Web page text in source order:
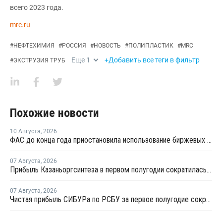
всего 2023 года.
mrc.ru
#НЕФТЕХИМИЯ #РОССИЯ #НОВОСТЬ #ПОЛИПЛАСТИК #MRC
#ЭКСТРУЗИЯ ТРУБ Еще 1 +Добавить все теги в фильтр
Похожие новости
10 Августа, 2026
ФАС до конца года приостановила использование биржевых индексов при госзакупках топлива
07 Августа, 2026
Прибыль Казаньоргсинтеза в первом полугодии сократилась более чем в 2 раза
07 Августа, 2026
Чистая прибыль СИБУРа по РСБУ за первое полугодие сократилась в 3,6 раза